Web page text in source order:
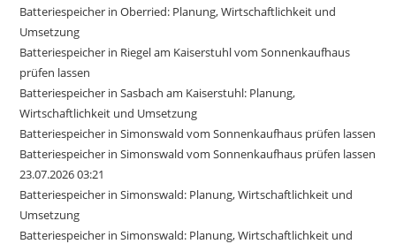
Batteriespeicher in Oberried: Planung, Wirtschaftlichkeit und
Umsetzung
Batteriespeicher in Riegel am Kaiserstuhl vom Sonnenkaufhaus
prüfen lassen
Batteriespeicher in Sasbach am Kaiserstuhl: Planung,
Wirtschaftlichkeit und Umsetzung
Batteriespeicher in Simonswald vom Sonnenkaufhaus prüfen lassen
Batteriespeicher in Simonswald vom Sonnenkaufhaus prüfen lassen
23.07.2026 03:21
Batteriespeicher in Simonswald: Planung, Wirtschaftlichkeit und
Umsetzung
Batteriespeicher in Simonswald: Planung, Wirtschaftlichkeit und